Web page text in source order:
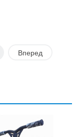
Вперед